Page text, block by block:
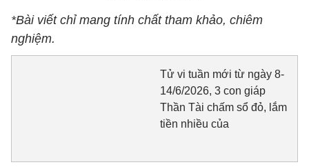
*Bài viết chỉ mang tính chất tham khảo, chiêm
nghiệm.
Tử vi tuần mới từ ngày 8-
14/6/2026, 3 con giáp
Thần Tài chấm sổ đỏ, lắm
tiền nhiều của